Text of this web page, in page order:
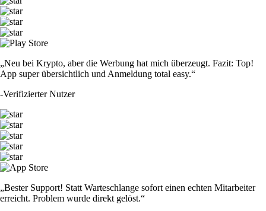
„Neu bei Krypto, aber die Werbung hat mich überzeugt. Fazit: Top!
App super übersichtlich und Anmeldung total easy.“
-Verifizierter Nutzer
„Bester Support! Statt Warteschlange sofort einen echten Mitarbeiter
erreicht. Problem wurde direkt gelöst.“